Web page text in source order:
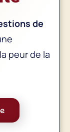
de
peur de la